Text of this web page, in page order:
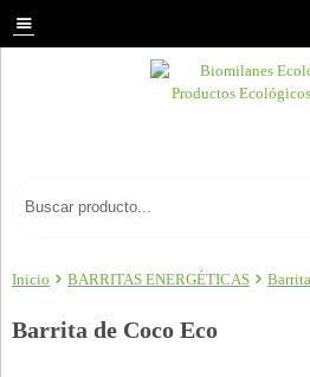
Inicio BARRITAS ENERGÉTICAS
Barrita de Coco Eco